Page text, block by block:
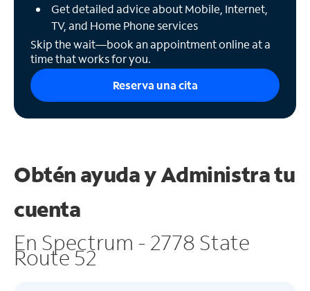
Get detailed advice about Mobile, Internet,
TV, and Home Phone services
Skip the wait—book an appointment online at a
time that works for you.
Reserva una cita
Obtén ayuda yAdministra tu
cuenta
En Spectrum - 2778 State
Route 52